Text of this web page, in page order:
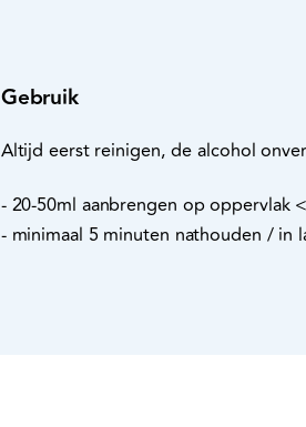
Gebruik
Altijd eerst reinigen, de alcohol
- 20-50ml aanbrengen op oppervlak
- minimaal 5 minuten nathouden / in